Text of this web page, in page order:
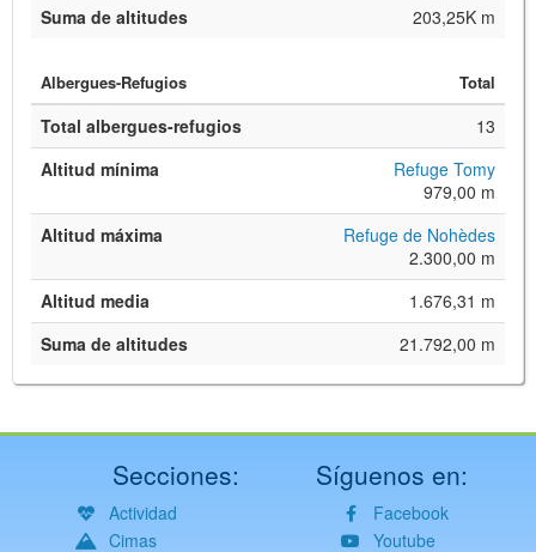
Suma de altitudes
203,25K m
Albergues-Refugios Total
Total albergues-refugios
13
Altitud mínima
Refuge Tomy
979,00 m
Altitud máxima
Refuge de Nohèdes
2.300,00 m
Altitud media
1.676,31 m
Suma de altitudes
21.792,00 m
Secciones:
Actividad
Cimas
Síguenos en:
Facebook
Youtube